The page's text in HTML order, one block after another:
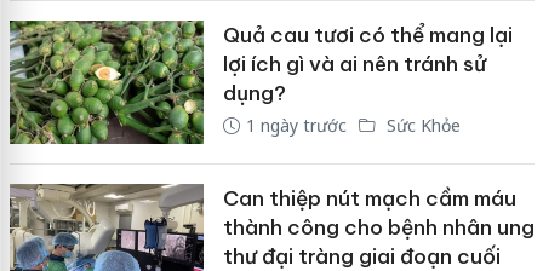
Quả cau tươi có thể mang lại
lợi ích gì và ai nên tránh sử
dụng?
1 ngày trước Sức Khỏe
Can thiệp nút mạch cầm máu
thành công cho bệnh nhân ung
thư đại tràng giai đoạn cuối